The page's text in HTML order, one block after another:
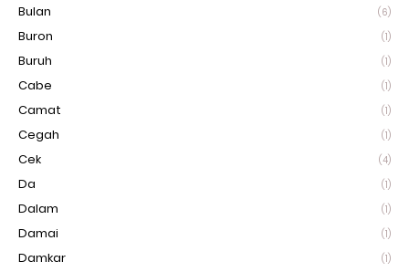
Bulan (6)
Buron (1)
Buruh (1)
Cabe (1)
Camat (1)
Cegah (1)
Cek (4)
Da (1)
Dalam (1)
Damai (1)
Damkar (1)